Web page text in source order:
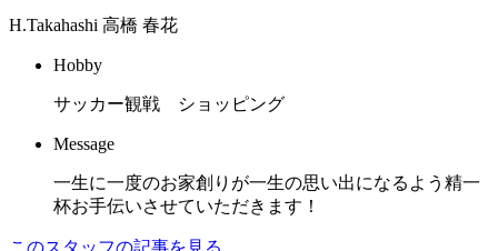
H.Takahashi 高橋 春花
Hobby
サッカー観戦 ショッピング
Message
一生に一度のお家創りが一生の思い出になるよう精一
杯お手伝いさせていただきます！
このスタッフの記事を見る